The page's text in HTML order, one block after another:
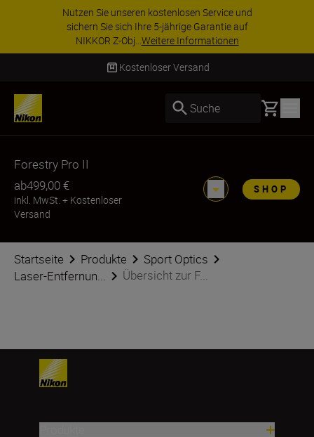
Nutzen Sie unseren kostenlosen Service und
sichern Sie sich Ihre 5-jährige Garantie auf
NIKKOR Z-Obj...Weitere Informationen
Kostenloser Versand
Suche Basket
Forestry Pro II
ab499,00 €
inkl. MwSt. + Kostenloser
Versand
SHOP
Startseite Produkte
Sport Optics
Laser-Entfernun...
Übersicht zur F...